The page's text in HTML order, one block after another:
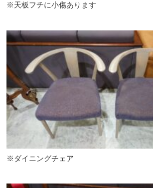
※天板フチに小傷あります
※ダイニングチェア